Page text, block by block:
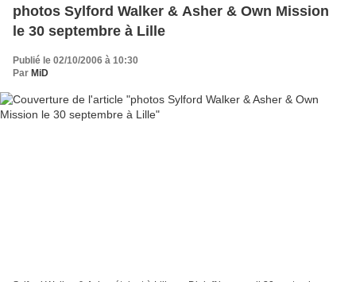
photos Sylford Walker & Asher & Own Mission
le 30 septembre à Lille
Publié le 02/10/2006 à 10:30
Par MiD